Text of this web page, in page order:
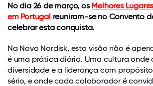
No dia 26 de março, osMelhores
em Portugal reuniram-se no Convento
celebrar esta conquista.
Na Novo Nordisk, esta visão não é
é uma prática diária. Uma cultura onde
diversidade e a liderança com
sério, e onde cada colaborador é